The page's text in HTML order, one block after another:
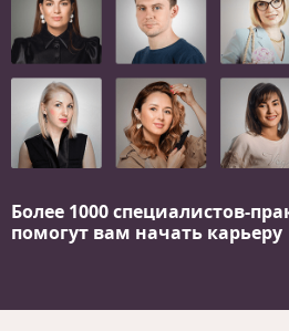
Более 1000 специалистов-
помогут вам начать карьеру